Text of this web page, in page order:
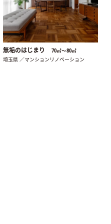
無垢のはじまり 70㎡〜80㎡
埼玉県 ／マンションリノベーション